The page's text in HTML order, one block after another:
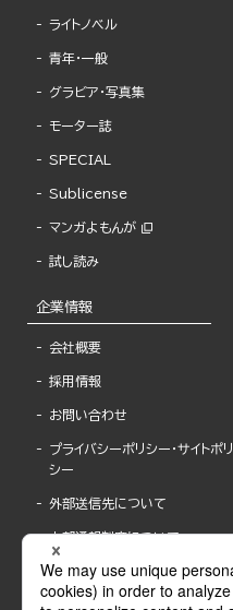
ライトノベル
青年・一般
グラビア・写真集
モーター誌
SPECIAL
Sublicense
マンガよもんが
試し読み
企業情報
会社概要
採用情報
お問い合わせ
プライバシーポリシー・サイトポリ
シー
外部送信先について
内部通報制度について